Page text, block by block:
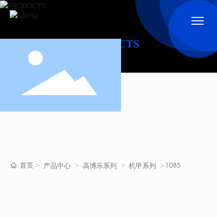
PRODUCTS
首页 产品中心 高博乐系列 机甲系列 1085